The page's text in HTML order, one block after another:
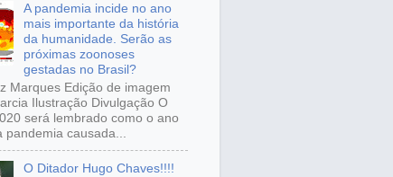
A pandemia incide no ano
mais importante da história
da humanidade. Serão as
próximas zoonoses
gestadas no Brasil?
Marques Edição de imagem
Ilustração Divulgação O
será lembrado como o ano
pandemia causada...
O Ditador Hugo Chaves!!!!